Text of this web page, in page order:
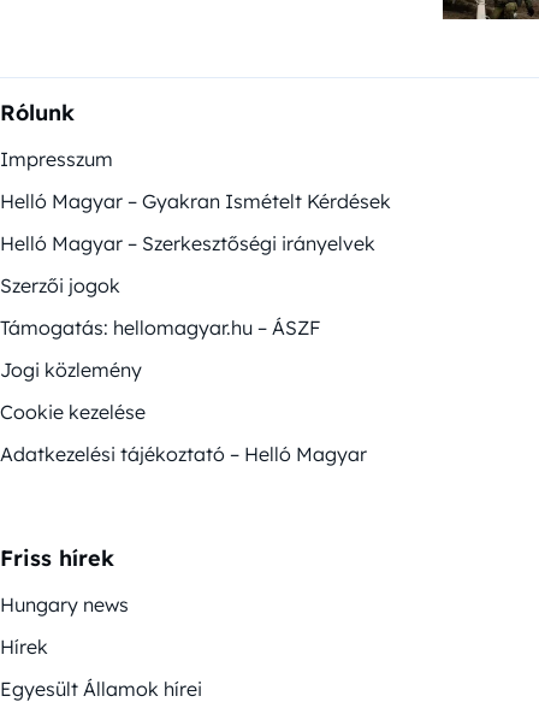
Rólunk
Impresszum
Helló Magyar – Gyakran Ismételt Kérdések
Helló Magyar – Szerkesztőségi irányelvek
Szerzői jogok
Támogatás: hellomagyar.hu – ÁSZF
Jogi közlemény
Cookie kezelése
Adatkezelési tájékoztató – Helló Magyar
Friss hírek
Hungary news
Hírek
Egyesült Államok hírei